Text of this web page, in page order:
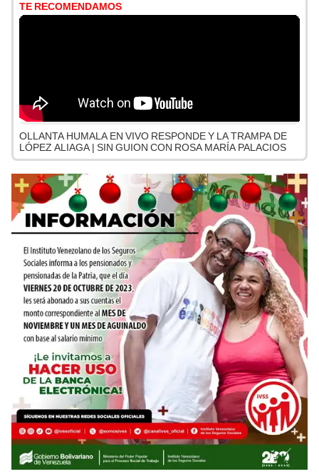
TE RECOMENDAMOS
OLLANTA HUMALA EN VIVO RESPONDE Y LA TRAMPA DE
LÓPEZ ALIAGA | SIN GUION CON ROSA MARÍA PALACIOS